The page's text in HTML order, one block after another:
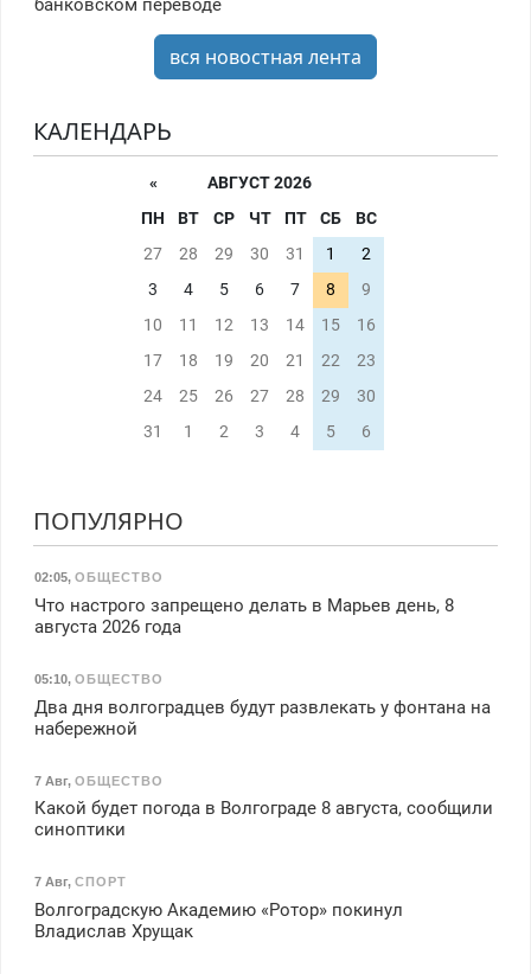
вся новостная лента
КАЛЕНДАРЬ
«
АВГУСТ 2026
ПН
ВТ СР ЧТ ПТ СБ
ВС
27
28 29 30 31 1
2
3
4 5 6 7 8
9
10
11 12 13 14 15
16
17
18 19 20 21 22
23
24
25 26 27 28 29
30
31
1 2 3 4 5 6
ПОПУЛЯРНО
02:05, ОБЩЕСТВО
Что настрого запрещено делать в Марьев день, 8
августа 2026 года
05:10, ОБЩЕСТВО
Два дня волгоградцев будут развлекать у фонтана на
набережной
7 Авг, ОБЩЕСТВО
Какой будет погода в Волгограде 8 августа, сообщили
синоптики
7 Авг, СПОРТ
Волгоградскую Академию «Ротор» покинул
Владислав Хрущак